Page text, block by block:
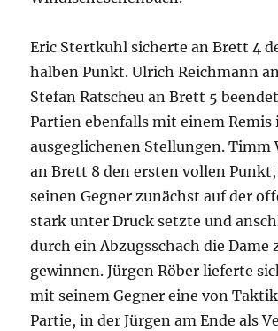
Eric Stertkuhl sicherte an Brett 4
halben Punkt. Ulrich Reichmann
Stefan Ratscheu an Brett 5
Partien ebenfalls mit einem Remis
ausgeglichenen Stellungen. Timm
an Brett 8 den ersten vollen
seinen Gegner zunächst auf der
stark unter Druck setzte und
durch ein Abzugsschach die Dame
gewinnen. Jürgen Röber lieferte
mit seinem Gegner eine von
Partie, in der Jürgen am Ende als